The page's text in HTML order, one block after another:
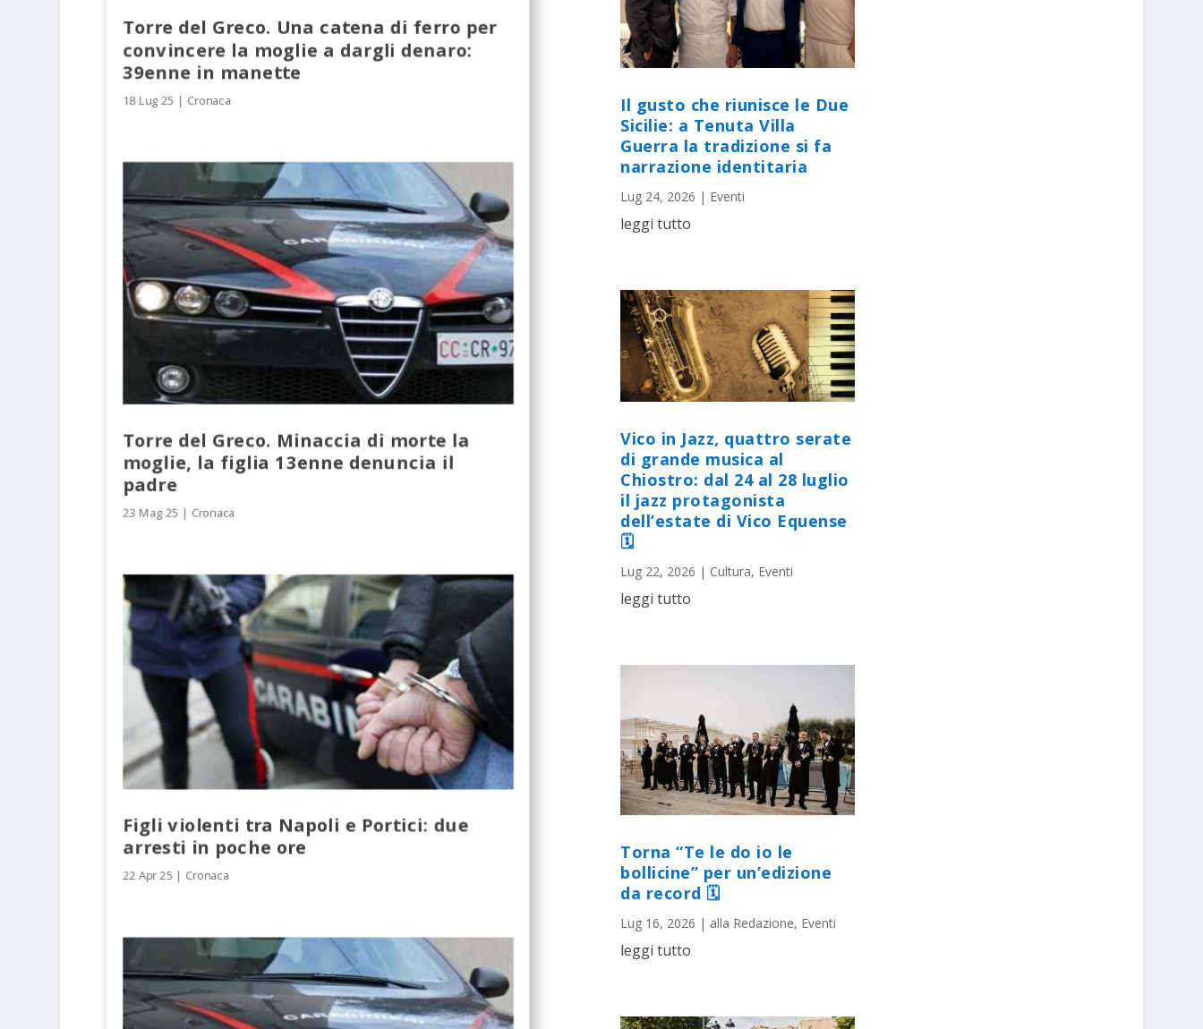
Torre del Greco. Una catena di ferro per
convincere la moglie a dargli denaro:
39enne in manette
18 Lug 25 | Cronaca
Torre del Greco. Minaccia di morte la
moglie, la figlia 13enne denuncia il
padre
23 Mag 25 | Cronaca
Figli violenti tra Napoli e Portici: due
arresti in poche ore
22 Apr 25 | Cronaca
Il gusto che riunisce le Due
Sicilie: a Tenuta Villa
Guerra la tradizione si fa
narrazione identitaria
Lug 24, 2026 | Eventi
leggi tutto
Vico in Jazz, quattro serate
di grande musica al
Chiostro: dal 24 al 28 luglio
il jazz protagonista
dell’estate di Vico Equense
🗓
Lug 22, 2026 | Cultura, Eventi
leggi tutto
Torna “Te le do io le
bollicine” per un’edizione
da record 🗓
Lug 16, 2026 | alla Redazione, Eventi
leggi tutto